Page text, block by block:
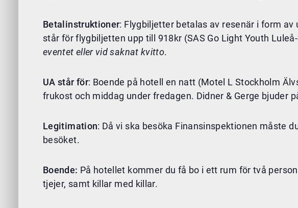
Betalinstruktioner: Flygbiljetter betalas av resenär i form
står för flygbiljetten upp till 918kr (SAS Go Light Youth
eventet eller vid saknat kvitto.
UA står för: Boende på hotell en natt (Motel L Stockholm
frukost och middag under fredagen. Didner & Gerge bjuder
Legitimation: Då vi ska besöka Finansinspektionen måste
besöket.
Boende: På hotellet kommer du få bo i ett rum för två
tjejer, samt killar med killar.